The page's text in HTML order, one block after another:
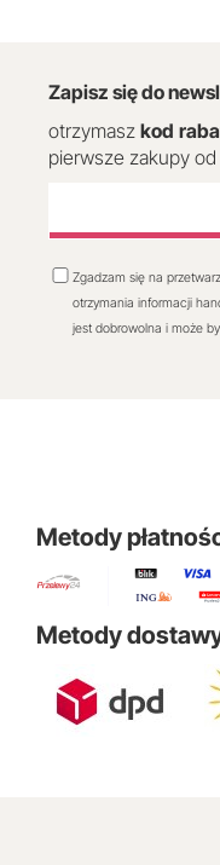
Zapisz się do
otrzymasz kod
pierwsze zakupy
Zgadzam się na
otrzymania informacji
jest dobrowolna i może
Metody
Metody